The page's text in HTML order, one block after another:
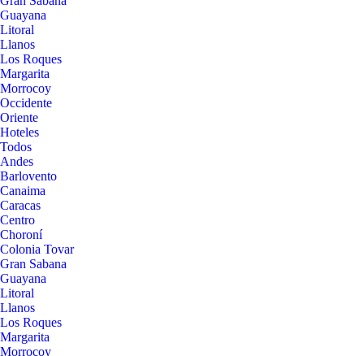
Guayana
Litoral
Llanos
Los Roques
Margarita
Morrocoy
Occidente
Oriente
Hoteles
Todos
Andes
Barlovento
Canaima
Caracas
Centro
Choroní
Colonia Tovar
Gran Sabana
Guayana
Litoral
Llanos
Los Roques
Margarita
Morrocoy